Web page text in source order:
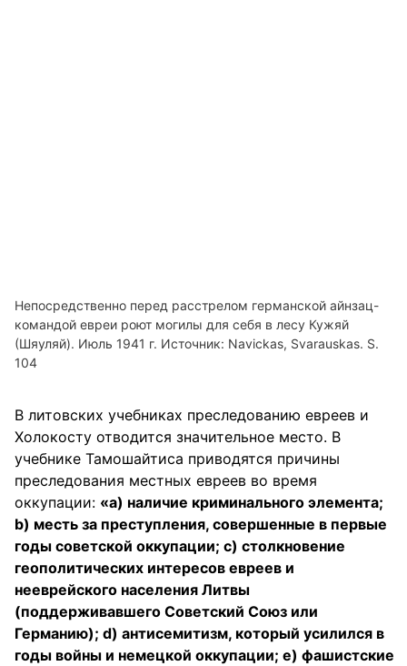
Непосредственно перед расстрелом германской айнзац-
командой евреи роют могилы для себя в лесу Кужяй
(Шяуляй). Июль 1941 г. Источник: Navickas, Svarauskas. S.
104
В литовских учебниках преследованию евреев и
Холокосту отводится значительное место. В
учебнике Тамошайтиса приводятся причины
преследования местных евреев во время
оккупации: «a) наличие криминального элемента;
b) месть за преступления, совершенные в первые
годы советской оккупации; c) столкновение
геополитических интересов евреев и
нееврейского населения Литвы
(поддерживавшего Советский Союз или
Германию); d) антисемитизм, который усилился в
годы войны и немецкой оккупации; e) фашистские